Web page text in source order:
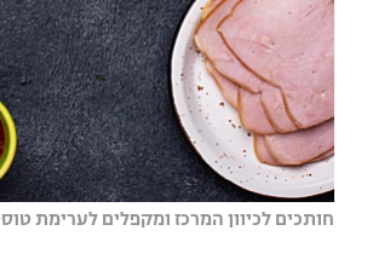
חותכים לכיוון המרכז ומקפלים לערימת